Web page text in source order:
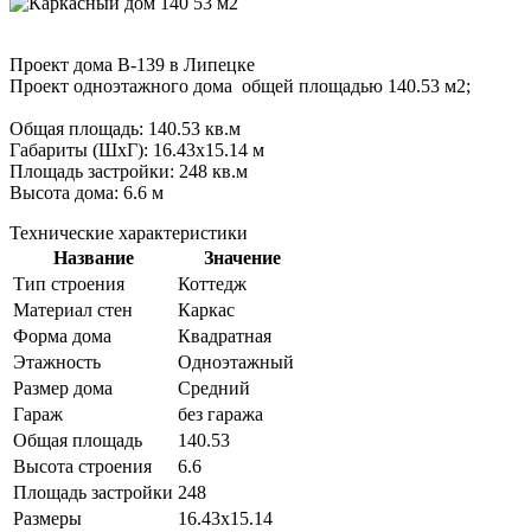
Проект дома B-139 в Липецке
Проект одноэтажного дома общей площадью 140.53 м2;
Общая площадь: 140.53 кв.м
Габариты (ШxГ): 16.43x15.14 м
Площадь застройки: 248 кв.м
Высота дома: 6.6 м
Технические характеристики
Название
Значение
Тип строения
Коттедж
Материал стен
Каркас
Форма дома
Квадратная
Этажность
Одноэтажный
Размер дома
Средний
Гараж
без гаража
Общая площадь
140.53
Высота строения
6.6
Площадь застройки 248
Размеры
16.43x15.14